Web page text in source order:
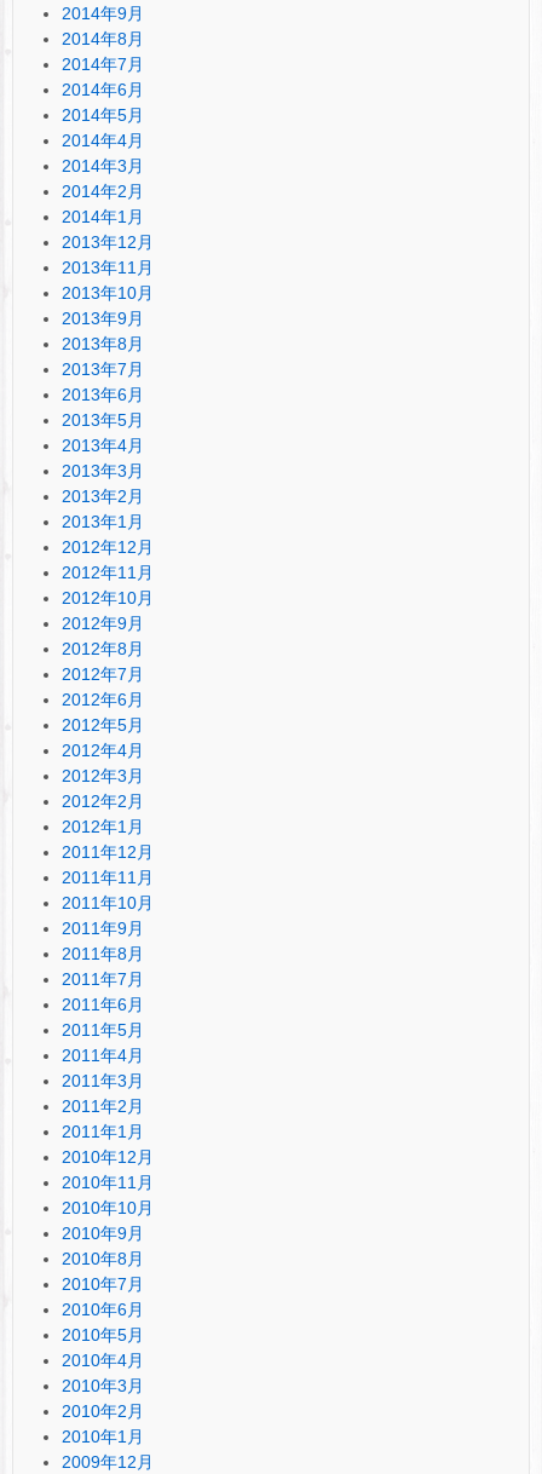
2014年9月
2014年8月
2014年7月
2014年6月
2014年5月
2014年4月
2014年3月
2014年2月
2014年1月
2013年12月
2013年11月
2013年10月
2013年9月
2013年8月
2013年7月
2013年6月
2013年5月
2013年4月
2013年3月
2013年2月
2013年1月
2012年12月
2012年11月
2012年10月
2012年9月
2012年8月
2012年7月
2012年6月
2012年5月
2012年4月
2012年3月
2012年2月
2012年1月
2011年12月
2011年11月
2011年10月
2011年9月
2011年8月
2011年7月
2011年6月
2011年5月
2011年4月
2011年3月
2011年2月
2011年1月
2010年12月
2010年11月
2010年10月
2010年9月
2010年8月
2010年7月
2010年6月
2010年5月
2010年4月
2010年3月
2010年2月
2010年1月
2009年12月